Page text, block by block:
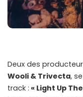
Deux des
Wooli & Trivecta,
track : « Light Up